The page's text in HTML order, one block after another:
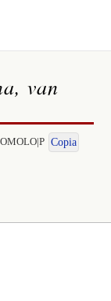
van
Copia